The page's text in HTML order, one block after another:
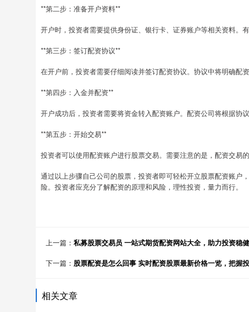
**第二步：准备开户资料**
开户时，投资者需要提供身份证、银行卡、证券账户等相关资料。
**第三步：签订配资协议**
在开户前，投资者需要仔细阅读并签订配资协议。协议中将明确配
**第四步：入金并配资**
开户成功后，投资者需要将资金转入配资账户。配资公司将根据协
**第五步：开始交易**
投资者可以使用配资账户进行股票交易。需要注意的是，配资交易
通过以上步骤自己公司的股票，投资者即可轻松开立股票配资账户
险。投资者应充分了解配资的原理和风险，理性投资，量力而行。
上一篇： 私募股票交易员 一站式期货配资网站大全，助力投资稳
下一篇： 股票配资是怎么回事 实时配资股票最新价格一览，把握
相关文章